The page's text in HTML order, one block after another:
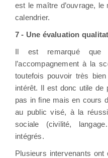
est le maître d’ouvrage,
calendrier.
7 - Une évaluation
Il est remarqué que
l’accompagnement à la
toutefois pouvoir très
intérêt. Il est donc utile de
pas in fine mais en cours
au public visé, à la
sociale (civilité,
intégrés.
Plusieurs intervenants